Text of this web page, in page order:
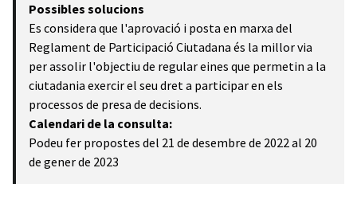
Possibles solucions
Es considera que l'aprovació i posta en marxa del
Reglament de Participació Ciutadana és la millor via
per assolir l'objectiu de regular eines que permetin a la
ciutadania exercir el seu dret a participar en els
processos de presa de decisions.
Calendari de la consulta:
Podeu fer propostes del 21 de desembre de 2022 al 20
de gener de 2023